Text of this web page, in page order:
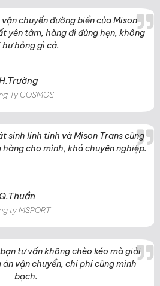
chuyển đường biển của Mison
yên tâm, hàng đi đúng hẹn, không
hư hỏng gì cả.
Ty COSMOS
sinh linh tinh và Mison Trans cũng
cho mình, khá chuyên nghiệp.
ty MSPORT
tư vấn không chèo kéo mà giải
vận chuyển, chi phí cũng minh
bạch.